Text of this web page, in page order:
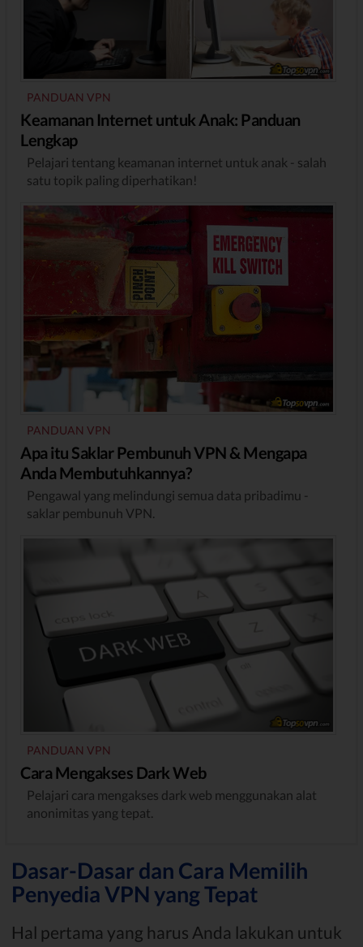
PANDUAN VPN
Keamanan Internet untuk Anak: Panduan
Lengkap
Pelajari tentang keamanan internet untuk anak - salah
satu topik paling diperhatikan!
PANDUAN VPN
Apa itu Saklar Pembunuh VPN & Mengapa
Anda Membutuhkannya?
Pengawal yang melindungi semua data pribadimu -
saklar pembunuh VPN.
PANDUAN VPN
Cara Mengakses Dark Web
Pelajari cara mengakses dark web menggunakan alat
anonimitas yang tepat.
Dasar-Dasar dan Cara Memilih
Penyedia VPN yang Tepat
Hal pertama yang harus Anda lakukan untuk